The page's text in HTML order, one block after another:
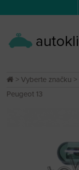
>Vyberte značku >
Peugeot 13